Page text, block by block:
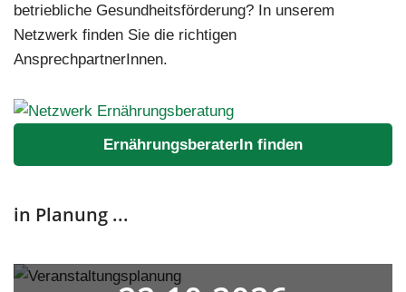
betriebliche Gesundheitsförderung? In unserem
Netzwerk finden Sie die richtigen
AnsprechpartnerInnen.
ErnährungsberaterIn finden
in Planung ...